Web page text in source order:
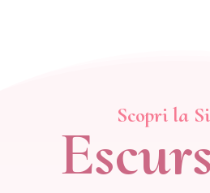
Scopri la